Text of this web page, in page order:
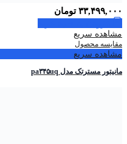
۳۳,۴۹۹,۰۰۰ تومان
مشاهده سریع
مقایسه محصول
مشاهده سریع
مانیتور مسترتک مدل pa۳۴۵uq